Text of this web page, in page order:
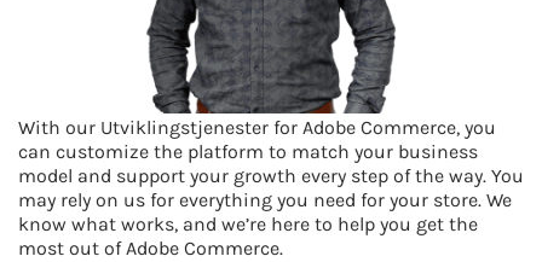
With our Utviklingstjenester for Adobe Commerce, you
can customize the platform to match your business
model and support your growth every step of the way. You
may rely on us for everything you need for your store. We
know what works, and we’re here to help you get the
most out of Adobe Commerce.